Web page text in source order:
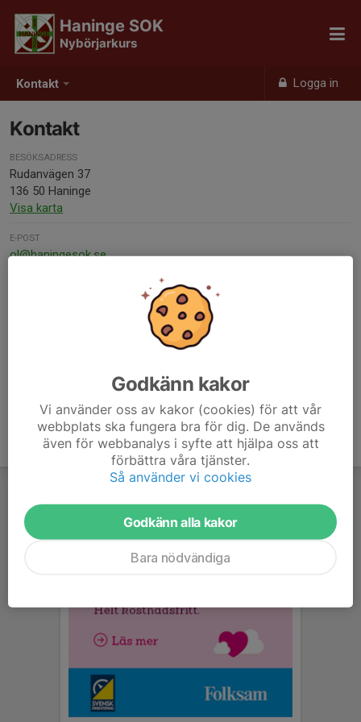
Kontakt Logga in
Haninge SOK
Nybörjarkurs
Kontakt
BESÖKSADRESS
Rudanvägen 37
136 50 Haninge
Visa karta
E-POST
ol@haningesok.se
Godkänn kakor
Vi använder oss av kakor (cookies) för att vår
webbplats ska fungera bra för dig. De används
även för webbanalys i syfte att hjälpa oss att
förbättra våra tjänster.
Så använder vi cookies
Godkänn alla kakor
Bara nödvändiga